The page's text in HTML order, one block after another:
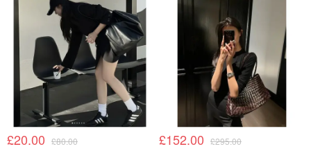
£20.00 £80.00 £152.00 £295.00